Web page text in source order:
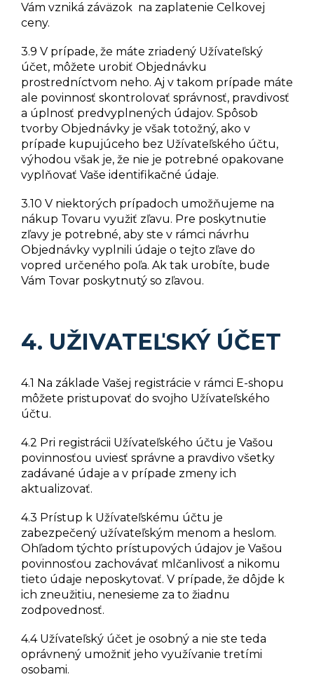
Vám vzniká záväzok na zaplatenie Celkovej
ceny.
3.9 V prípade, že máte zriadený Užívateľský
účet, môžete urobiť Objednávku
prostredníctvom neho. Aj v takom prípade máte
ale povinnosť skontrolovať správnosť, pravdivosť
a úplnosť predvyplnených údajov. Spôsob
tvorby Objednávky je však totožný, ako v
prípade kupujúceho bez Užívateľského účtu,
výhodou však je, že nie je potrebné opakovane
vyplňovať Vaše identifikačné údaje.
3.10 V niektorých prípadoch umožňujeme na
nákup Tovaru využiť zľavu. Pre poskytnutie
zľavy je potrebné, aby ste v rámci návrhu
Objednávky vyplnili údaje o tejto zľave do
vopred určeného poľa. Ak tak urobíte, bude
Vám Tovar poskytnutý so zľavou.
4. UŽIVATEĽSKÝ ÚČET
4.1 Na základe Vašej registrácie v rámci E-shopu
môžete pristupovať do svojho Užívateľského
účtu.
4.2 Pri registrácii Užívateľského účtu je Vašou
povinnosťou uviesť správne a pravdivo všetky
zadávané údaje a v prípade zmeny ich
aktualizovať.
4.3 Prístup k Užívateľskému účtu je
zabezpečený užívateľským menom a heslom.
Ohľadom týchto prístupových údajov je Vašou
povinnosťou zachovávať mlčanlivosť a nikomu
tieto údaje neposkytovať. V prípade, že dôjde k
ich zneužitiu, nenesieme za to žiadnu
zodpovednosť.
4.4 Užívateľský účet je osobný a nie ste teda
oprávnený umožniť jeho využívanie tretími
osobami.